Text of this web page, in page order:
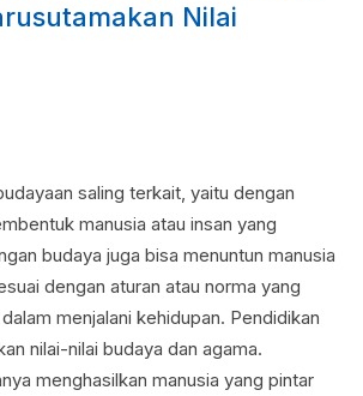
Nilai
saling terkait, yaitu dengan
manusia atau insan yang
budaya juga bisa menuntun manusia
dengan aturan atau norma yang
menjalani kehidupan. Pendidikan
nilai-nilai budaya dan agama.
menghasilkan manusia yang pintar